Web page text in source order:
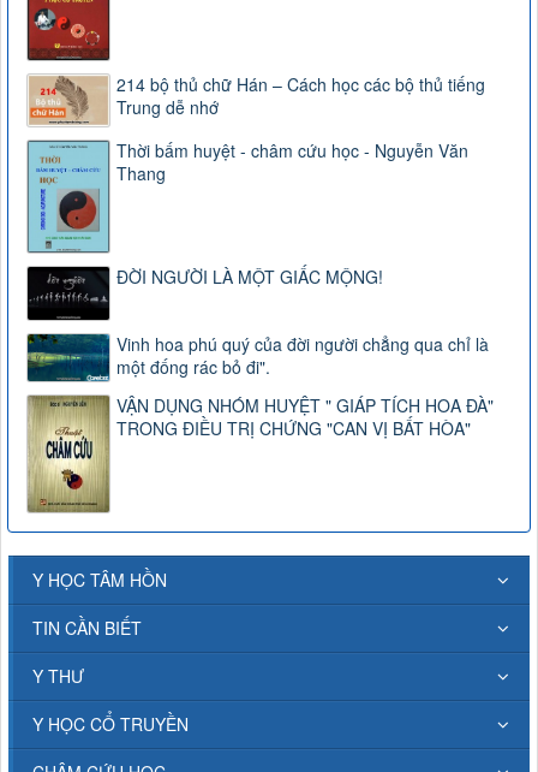
214 bộ thủ chữ Hán – Cách học các bộ thủ tiếng
Trung dễ nhớ
Thời bấm huyệt - châm cứu học - Nguyễn Văn
Thang
ĐỜI NGƯỜI LÀ MỘT GIẤC MỘNG!
Vinh hoa phú quý của đời người chẳng qua chỉ là
một đống rác bỏ đi".
VẬN DỤNG NHÓM HUYỆT " GIÁP TÍCH HOA ĐÀ"
TRONG ĐIỀU TRỊ CHỨNG "CAN VỊ BẤT HÒA"
Y HỌC TÂM HỒN
TIN CẦN BIẾT
Y THƯ
Y HỌC CỔ TRUYỀN